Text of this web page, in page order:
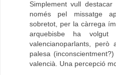
Simplement vull
només pel missatge
sobretot, per la càrrega
arquebisbe ha volgut
valencianoparlants,
palesa
valencià. Una percepció